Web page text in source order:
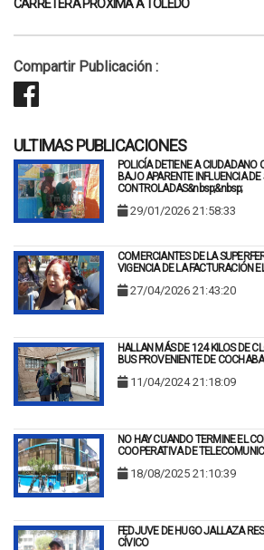
CARRETERA PRÓXIMA A TOLEDO
Compartir Publicación :
ULTIMAS PUBLICACIONES
POLICÍA DETIENE A
BAJO APARENTE INFLUENCIA
CONTROLADAS&nbsp;&nbsp;
29/01/2026 21:58:33
COMERCIANTES DE LA
VIGENCIA DE LA FACTURACIÓN
27/04/2026 21:43:20
HALLAN MÁS DE 124 KILOS DE
BUS PROVENIENTE DE
11/04/2024 21:18:09
NO HAY CUANDO TERMINE EL
COOPERATIVA DE
18/08/2025 21:10:39
FEDJUVE DE HUGO JALLAZA
CÍVICO